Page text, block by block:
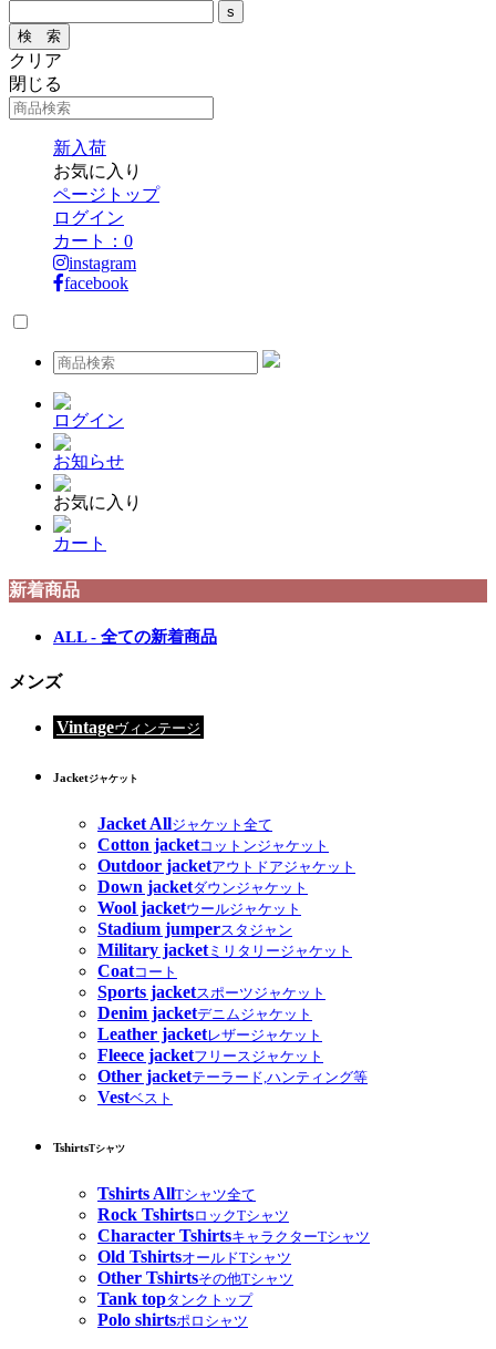
クリア
閉じる
新入荷
お気に入り
ページトップ
ログイン
カート： 0
instagram
facebook
ログイン
お知らせ
お気に入り
カート
新着商品
ALL - 全ての新着商品
メンズ
Vintageヴィンテージ
Jacketジャケット
Jacket Allジャケット全て
Cotton jacketコットンジャケット
Outdoor jacketアウトドアジャケット
Down jacketダウンジャケット
Wool jacketウールジャケット
Stadium jumperスタジャン
Military jacketミリタリージャケット
Coatコート
Sports jacketスポーツジャケット
Denim jacketデニムジャケット
Leather jacketレザージャケット
Fleece jacketフリースジャケット
Other jacketテーラード,ハンティング等
Vestベスト
TshirtsTシャツ
Tshirts AllTシャツ全て
Rock TshirtsロックTシャツ
Character TshirtsキャラクターTシャツ
Old TshirtsオールドTシャツ
Other Tshirtsその他Tシャツ
Tank topタンクトップ
Polo shirtsポロシャツ